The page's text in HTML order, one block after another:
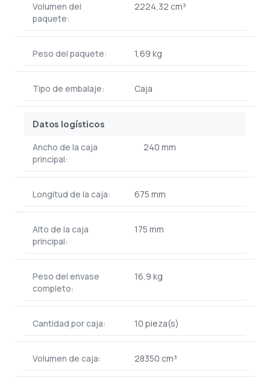
Volumen del
paquete:
2224,32 cm³
Peso del paquete: 1,69 kg
Tipo de embalaje: Caja
Datos logísticos
Ancho de la caja
principal:
240 mm
Longitud de la caja: 675 mm
Alto de la caja
principal:
175 mm
Peso del envase
completo:
16,9 kg
Cantidad por caja: 10 pieza(s)
Volumen de caja: 28350 cm³